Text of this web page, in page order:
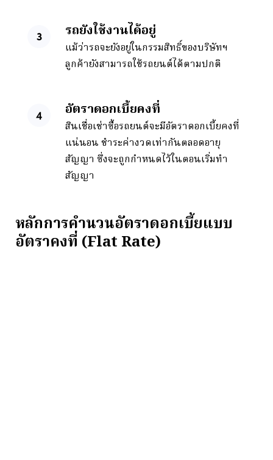
รถยังใช้งานได้อยู่
แม้ว่ารถจะยังอยู่ในกรรมสิทธิ์ของบริษัทฯ
ลูกค้ายังสามารถใช้รถยนต์ได้ตามปกติ
อัตราดอกเบี้ยคงที่
สินเชื่อเช่าซื้อรถยนต์จะมีอัตราดอกเบี้ยคงที่
แน่นอน ชำระค่างวดเท่ากันตลอดอายุ
สัญญา ซึ่งจะถูกกำหนดไว้ในตอนเริ่มทำ
สัญญา
หลักการคำนวนอัตราดอกเบี้ยแบบ
อัตราคงที่ (Flat Rate)​